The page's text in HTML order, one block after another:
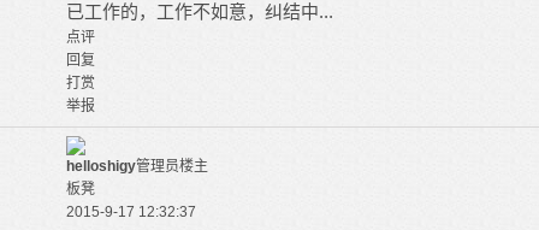
已工作的，工作不如意，纠结中...
点评
回复
打赏
举报
helloshigy管理员楼主
板凳
2015-9-17 12:32:37